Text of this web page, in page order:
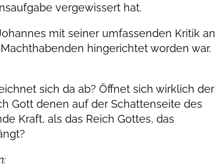
vergewissert hat.
mit seiner umfassenden Kritik an
hingerichtet worden war.
sich da ab? Öffnet sich wirklich der
Gott denen auf der Schattenseite des
Kraft, als das Reich Gottes, das